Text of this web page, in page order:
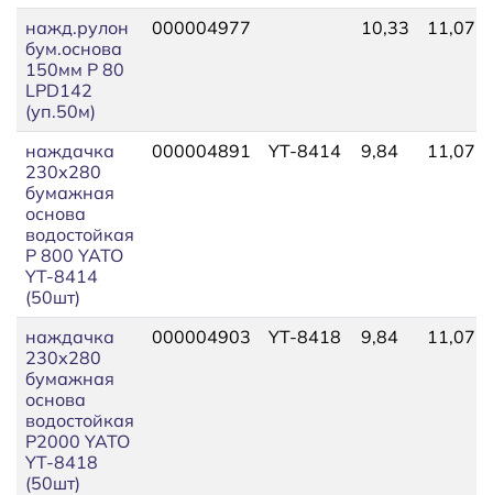
нажд.рулон
бум.основа
150мм P 80
LPD142
(уп.50м)
000004977 10,33 11,07
наждачка
230х280
бумажная
основа
водостойкая
P 800 YATO
YT-8414
(50шт)
000004891 YT-8414 9,84 11,07
наждачка
230х280
бумажная
основа
водостойкая
P2000 YATO
YT-8418
(50шт)
000004903 YT-8418 9,84 11,07